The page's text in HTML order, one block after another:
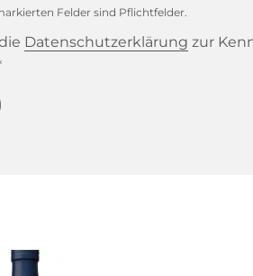
Felder sind Pflichtfelder.
Datenschutzerklärung zur